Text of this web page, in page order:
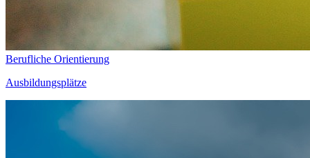
Berufliche Orientierung
Ausbildungsplätze